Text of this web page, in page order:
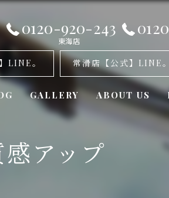
0120-920-243
東海店
LINE。 常滑店【公式】LINE。
滑店
GALLERY ABOUT US
アップ